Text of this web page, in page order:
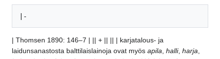
| Thomsen 1890: 146–7 | || + || || | karjatalous- ja
laidunsanastosta balttilaislainoja ovat myös apila halli, harja